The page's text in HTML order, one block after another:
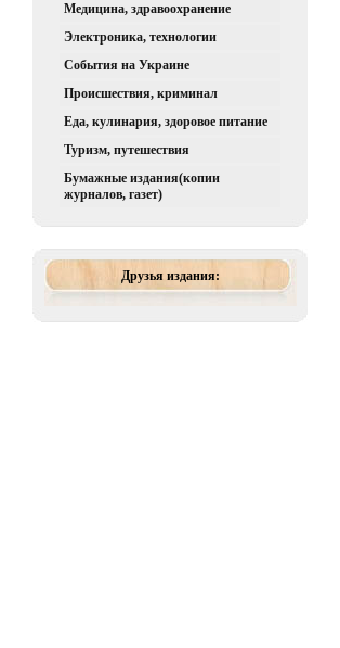
Медицина, здравоохранение
Электроника, технологии
События на Украине
Происшествия, криминал
Еда, кулинария, здоровое питание
Туризм, путешествия
Бумажные издания(копии
журналов, газет)
Друзья издания: